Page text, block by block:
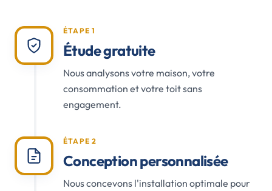
ÉTAPE 1
Étude gratuite
Nous analysons votre maison, votre
consommation et votre toit sans
engagement.
ÉTAPE 2
Conception personnalisée
Nous concevons l'installation optimale pour